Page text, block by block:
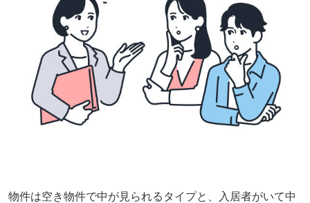
物件は空き物件で中が見られるタイプと、入居者がいて中